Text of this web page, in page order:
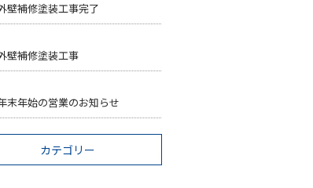
壁補修塗装工事完了
壁補修塗装工事
末年始の営業のお知らせ
カテゴリー